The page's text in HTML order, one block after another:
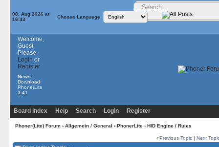
08. Aug 2026 at
16:43
Choose Language:
Welcome,
Guest.
Please
Login or
Register
News:
Download
PhonerLite
3.41
Board Index Help Search Login Register
Phoner(Lite) Forum› Allgemein / General › PhonerLite› HID Engine / Rules
‹ Previous Topic | Next